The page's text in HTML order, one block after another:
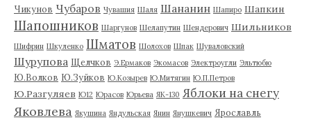
Чикунов Чубаров Чувашия Шаля Шананин Шапиро Шапкин
Шапошников Шаргунов Шелапутин Шендерович Шильников
Шифрин Шкуленко Шматов Шолохов Шпак Шуваловский
Шурупова Щелчков Э.Ермаков Экомасов Электроугли Эльтюбю
Ю.Волков Ю.Зуйков Ю.Козырев Ю.Митягин Ю.П.Петров
Ю.Разгуляев Ю12 Юрасов Юрьева ЯК-130 Яблоки на снегу
Яковлева Якушина Яндульская Янин Янушкевич Ярославль